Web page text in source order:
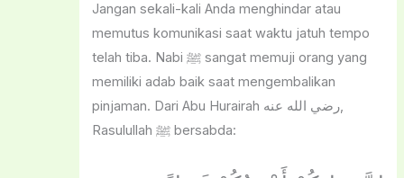
Jangan sekali-kali Anda menghindar atau
memutus komunikasi saat waktu jatuh tempo
telah tiba. Nabi ﷺ sangat memuji orang yang
memiliki adab baik saat mengembalikan
pinjaman. Dari Abu Hurairah رضي الله عنه,
Rasulullah ﷺ bersabda: